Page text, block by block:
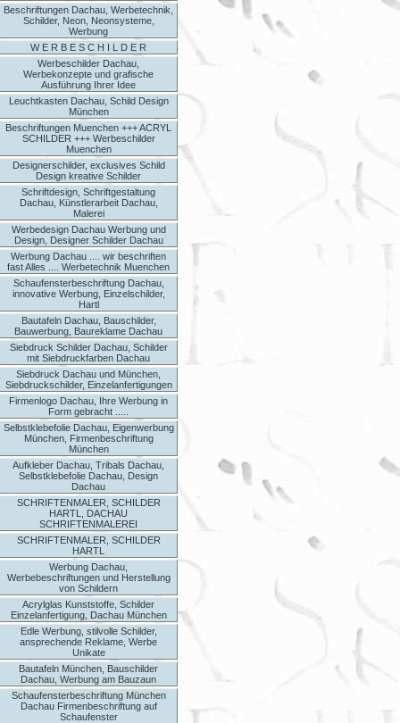
Beschriftungen Dachau, Werbetechnik,
Schilder, Neon, Neonsysteme,
Werbung
W E R B E S C H I L D E R
Werbeschilder Dachau,
Werbekonzepte und grafische
Ausführung Ihrer Idee
Leuchtkasten Dachau, Schild Design
München
Beschriftungen Muenchen +++ ACRYL
SCHILDER +++ Werbeschilder
Muenchen
Designerschilder, exclusives Schild
Design kreative Schilder
Schriftdesign, Schriftgestaltung
Dachau, Künstlerarbeit Dachau,
Malerei
Werbedesign Dachau Werbung und
Design, Designer Schilder Dachau
Werbung Dachau .... wir beschriften
fast Alles .... Werbetechnik Muenchen
Schaufensterbeschriftung Dachau,
innovative Werbung, Einzelschilder,
Hartl
Bautafeln Dachau, Bauschilder,
Bauwerbung, Baureklame Dachau
Siebdruck Schilder Dachau, Schilder
mit Siebdruckfarben Dachau
Siebdruck Dachau und München,
Siebdruckschilder, Einzelanfertigungen
Firmenlogo Dachau, Ihre Werbung in
Form gebracht .....
Selbstklebefolie Dachau, Eigenwerbung
München, Firmenbeschriftung
München
Aufkleber Dachau, Tribals Dachau,
Selbstklebefolie Dachau, Design
Dachau
SCHRIFTENMALER, SCHILDER
HARTL, DACHAU
SCHRIFTENMALEREI
SCHRIFTENMALER, SCHILDER
HARTL
Werbung Dachau,
Werbebeschriftungen und Herstellung
von Schildern
Acrylglas Kunststoffe, Schilder
Einzelanfertigung, Dachau München
Edle Werbung, stilvolle Schilder,
ansprechende Reklame, Werbe
Unikate
Bautafeln München, Bauschilder
Dachau, Werbung am Bauzaun
Schaufensterbeschriftung München
Dachau Firmenbeschriftung auf
Schaufenster